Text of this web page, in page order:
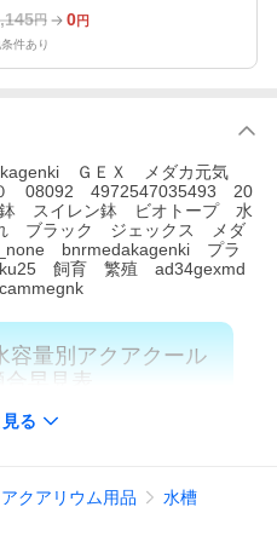
円 0円
件あり
ＧＥＸ メダカ元気
08092 4972547035493 20
スイレン鉢 ビオトープ 水
ラック ジェックス メダ
bnrmedakagenki プラ
飼育 繁殖 ad34gexmd
量別アクアクール
合早見表
る
クアリウム用品
水槽